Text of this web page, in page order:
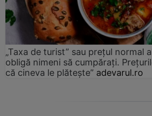
„Taxa de turist” sau prețul normal
obligă nimeni să cumpărați.
că cineva le plătește” adevarul.ro